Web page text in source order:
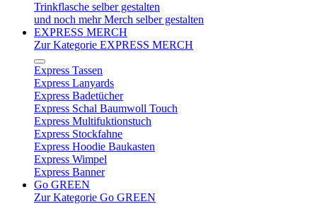
Trinkflasche selber gestalten
und noch mehr Merch selber gestalten
EXPRESS MERCH
Zur Kategorie EXPRESS MERCH
Express Tassen
Express Lanyards
Express Badetücher
Express Schal Baumwoll Touch
Express Multifuktionstuch
Express Stockfahne
Express Hoodie Baukasten
Express Wimpel
Express Banner
Go GREEN
Zur Kategorie Go GREEN